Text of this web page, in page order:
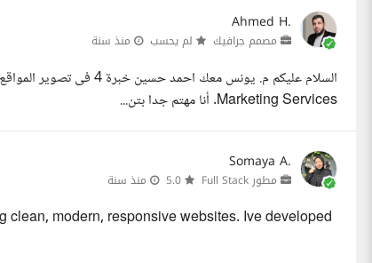
Ahmed H.
مصمم جرافيك لم يحسب منذ سنة
Marketing Services. أنا مهتم جدا بتن...
Somaya A.
مطور Full Stack منذ سنة
modern, responsive websites. Ive developed